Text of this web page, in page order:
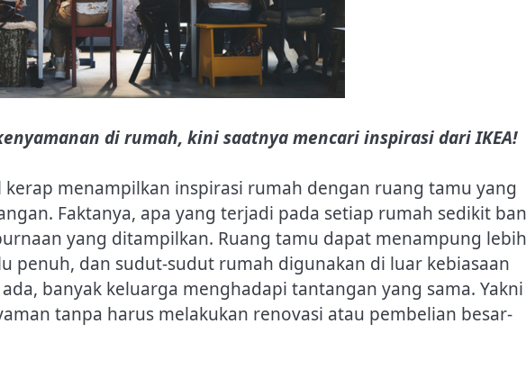
di rumah, kini saatnya mencari inspirasi dari IKEA!
menampilkan inspirasi rumah dengan ruang tamu yang
Faktanya, apa yang terjadi pada setiap rumah sedikit
yang ditampilkan. Ruang tamu dapat menampung lebih
penuh, dan sudut-sudut rumah digunakan di luar kebiasaan
banyak keluarga menghadapi tantangan yang sama. Yakni
tanpa harus melakukan renovasi atau pembelian besar-